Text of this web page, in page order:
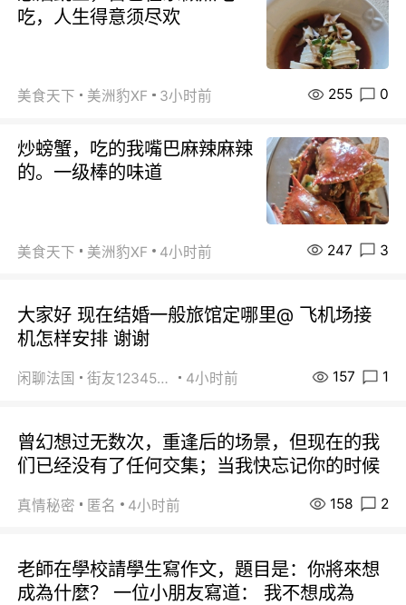
吃，人生得意须尽欢
美食天下 美洲豹XF 3小时前 255 0
炒螃蟹，吃的我嘴巴麻辣麻辣
的。一级棒的味道
美食天下 美洲豹XF 4小时前 247 3
大家好 现在结婚一般旅馆定哪里@ 飞机场接
机怎样安排 谢谢
闲聊法国 街友1234567800 4小时前 157 1
曾幻想过无数次，重逢后的场景，但现在的我
们已经没有了任何交集；当我快忘记你的时候
真情秘密 匿名 4小时前 158 2
老師在學校請學生寫作文，題目是：你將來想
成為什麼？ 一位小朋友寫道： 我不想成為